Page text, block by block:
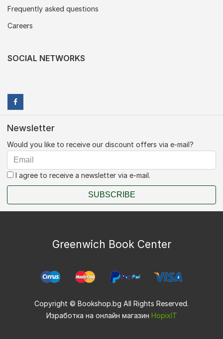
Frequently asked questions
Careers
SOCIAL NETWORKS
Newsletter
Would you like to receive our discount offers via e-mail?
I agree to receive a newsletter via e-mail.
SUBSCRIBE
Greenwich Book Center
Copyright © Bookshop.bg All Rights Reserved.
Изработка на онлайн магазин HopixIT